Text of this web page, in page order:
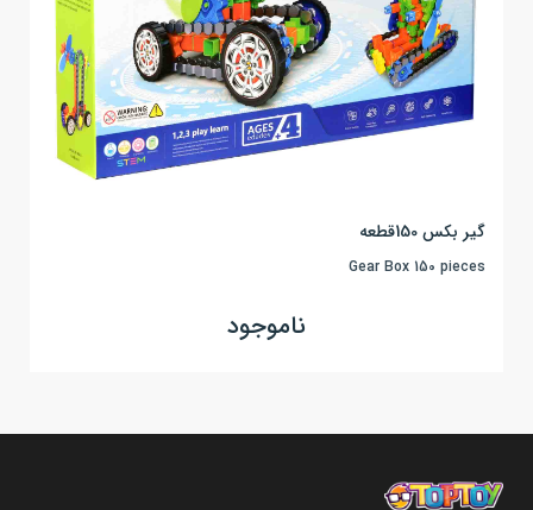
گیر بکس 150قطعه
Gear Box 150 pieces
ناموجود